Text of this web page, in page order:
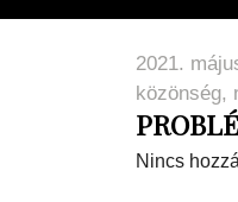
2021.
közönség,
Nincs